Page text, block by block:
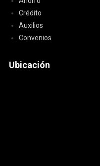
Crédito
Auxilios
Convenios
Ubicación